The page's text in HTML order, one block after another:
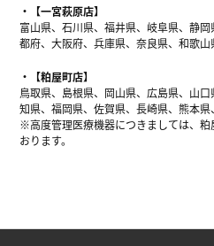
【一宮萩原店】
富山県、石川県、福井県、岐阜県、静
都府、大阪府、兵庫県、奈良県、和歌山
【粕屋町店】
鳥取県、島根県、岡山県、広島県、山
知県、福岡県、佐賀県、長崎県、熊本
※高度管理医療機器につきましては、
おります。